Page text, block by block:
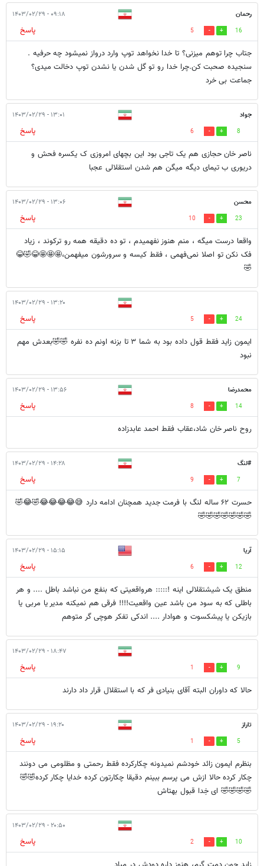
رحمان ۰۹:۱۸ - ۱۴۰۳/۰۲/۲۹
16
5
پاسخ
جتاب چرا توهم میزنی؟ تا خدا نخواهد توپ وارد درواز نمیشود چه حرفیه .
سنجیده صحبت کن.چرا خدا رو تو گل شدن یا نشدن توپ دخالت میدی؟
جماعت بی خرد
جواد ۱۳:۰۱ - ۱۴۰۳/۰۲/۲۹
8
6
پاسخ
ناصر خان حجازی هم یک تاجی بود این بچهای امروزی ک یکسره فحش و
دریوری ب تیمای دیگه میگن هم شدن استقلالی عجبا
محسن ۱۳:۰۶ - ۱۴۰۳/۰۲/۲۹
23
10
پاسخ
واقعا درست میگه ، منم هنوز نفهمیدم ، تو ده دقیقه همه رو ترکوند ، زیاد
فک نکن تو اصلا نمی‌فهمی ، فقط کیسه و سرورشون میفهمن،🤩🤩🤩😂🤣😂
🤣
۱۳:۲۰ - ۱۴۰۳/۰۲/۲۹
24
5
پاسخ
ایمون زاید فقط قول داده بود به شما ۳ تا بزنه اونم ده نفره 🤣🤣بعدش مهم
نبود
محمدرضا ۱۳:۵۶ - ۱۴۰۳/۰۲/۲۹
14
8
پاسخ
روح ناصر خان شاد،عقاب فقط احمد عابدزاده
#لنگ ۱۴:۲۸ - ۱۴۰۳/۰۲/۲۹
7
9
پاسخ
حسرت ۶۲ ساله لنگ با فرمت جدید همچنان ادامه دارد 😅😂😂😂😂🤣😂🤣
🤣🤣🤣🤣🤣🤣🤣
آریا ۱۵:۱۵ - ۱۴۰۳/۰۲/۲۹
12
6
پاسخ
منطق یک شیشتقلالی اینه !::::: هرواقعیتی که بنفع من نباشد باطل .... و هر
باطلی که به سود من باشد عین واقعیت!!!! فرقی هم نمیکنه مدیر یا مربی یا
بازیکن یا پیشکسوت و هوادار .... اندکی تفکر هوچی گر متوهم
۱۸:۴۷ - ۱۴۰۳/۰۲/۲۹
9
1
پاسخ
حالا که داوران البته آقای بنیادی فر که با استقلال قرار داد دارند
تاراز ۱۹:۲۰ - ۱۴۰۳/۰۲/۲۹
5
1
پاسخ
بنظرم ایمون زائد خودشم نمیدونه چکارکرده فقط رحمتی و مظلومی می دونند
چکار کرده حالا ازش می پرسم ببینم دقیقا چکارتون کرده خدایا چکار کرده🤣🤣
🤣🤣🤣🤣 ای خِدا قبول بهتاش
۲۰:۵۰ - ۱۴۰۳/۰۲/۲۹
10
2
پاسخ